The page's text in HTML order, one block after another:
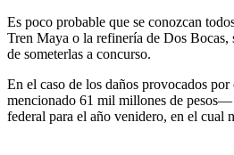
Es poco probable que se conozcan
Tren Maya o la refinería de Dos Bocas,
de someterlas a concurso.
En el caso de los daños provocados
mencionado 61 mil millones de pesos—
federal para el año venidero, en el cual